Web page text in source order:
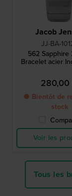
Jacob
JJ-BA-
562 Sapphire
Bracelet acier
● Bientôt de
stock
Voir les
Tous les